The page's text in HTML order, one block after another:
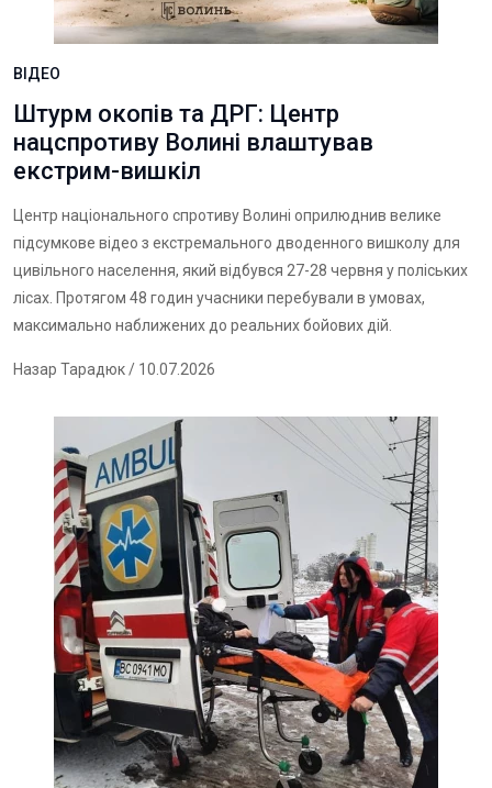
ВІДЕО
Штурм окопів та ДРГ: Центр
нацспротиву Волині влаштував
екстрим-вишкіл
Центр національного спротиву Волині оприлюднив велике
підсумкове відео з екстремального дводенного вишколу для
цивільного населення, який відбувся 27-28 червня у поліських
лісах. Протягом 48 годин учасники перебували в умовах,
максимально наближених до реальних бойових дій.
Назар Тарадюк/ 10.07.2026